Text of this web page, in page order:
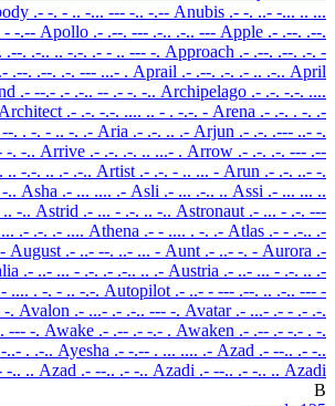
.- -. - .. -... --- -.. -.-- Anubis .- -. ..- -... .. ...
- -.-- Apollo .- .--. --- .-.. .-.. --- Apple .- .--. .--.
.--. .-.. .. -.-. .- - .. --- -. Approach .- .--. .--. .-. -
.- .--. .--. .-. --- ...- . Aprail .- .--. .-. .- .. .-.. April
.- --.- .- .-.. -- .- -. -.. Archipelago .- .-. -.-. ....
Architect .- .-. -.-. .... .. - . -.-. - Arena .- .-. . -. .-
. . -. - .. -. .- Aria .- .-. .. .- Arjun .- .-. .--- ..- -.
-. -.. Arrive .- .-. .-. .. ...- . Arrow .- .-. .-. --- .--
.. -.-. .. .- .-.. Artist .- .-. - .. ... - Arun .- .-. ..- -.
.. Asha .- ... .... .- Asli .- ... .-.. .. Assi .- ... ... ..
-.. Astrid .- ... - .-. .. -.. Astronaut .- ... - .-. ---
.- .-. .- .... Athena .- - .... . -. .- Atlas .- - .-.. .-
August .- ..- --. ..- ... - Aunt .- ..- -. - Aurora .-
.- ..- ... - .-. .- .-.. .. .- Austria .- ..- ... - .-. .. .-
.... . -. - .. -.-. Autopilot .- ..- - --- .--. .. .-.. --- -
-. Avalon .- ...- .- .-.. --- -. Avatar .- ...- .- - .- .-.
--- -. Awake .- .-- .- -.- . Awaken .- .-- .- -.- . -.
..- . .-.. Ayesha .- -.-- . ... .... .- Azad .- --.. .- -..
Azad .- --.. .- -.. Azadi .- --.. .- -.. .. Azadi
-.. ..
B